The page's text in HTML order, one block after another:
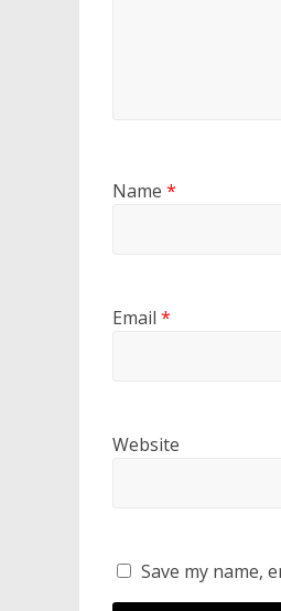
Name *
Email *
Website
Save my name,